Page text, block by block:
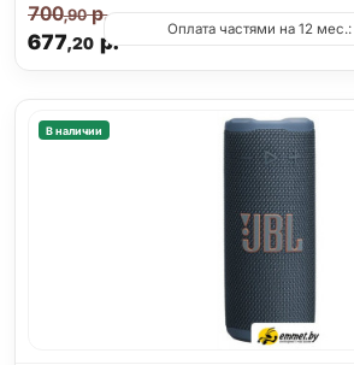
677,20р.
700,90р.
Оплата частями на 12 мес.:
В наличии